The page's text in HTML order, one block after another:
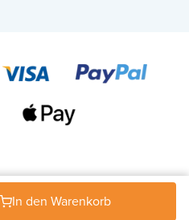
In den Warenkorb
BE0627.861.895-AGB Widerrufsrecht